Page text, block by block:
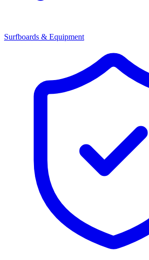
Surfboards & Equipment